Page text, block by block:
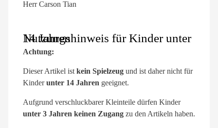
Herr Carson Tian
Nutzungshinweis für Kinder unter 14 Jahren
Achtung:
Dieser Artikel ist kein Spielzeug und ist daher nicht für
Kinderunter 14 Jahren geeignet.
Aufgrund verschluckbarer Kleinteile dürfen Kinder
unter 3 Jahren keinen Zugang zu den Artikeln haben.